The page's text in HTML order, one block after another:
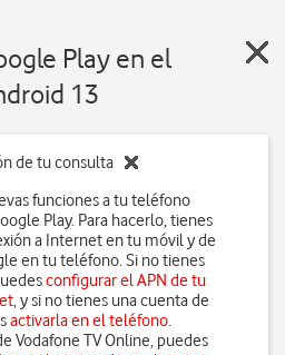
Play en el
13
de tu consulta
funciones a tu teléfono
Play. Para hacerlo, tienes
a Internet en tu móvil y de
en tu teléfono. Si no tienes
configurar el APN de tu
, y si no tienes una cuenta de
activarla en el teléfono.
Vodafone TV Online, puedes